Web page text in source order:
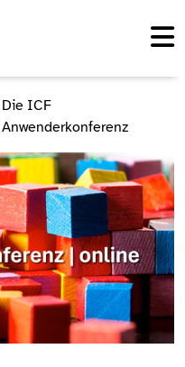
Die ICF
Anwenderkonferenz